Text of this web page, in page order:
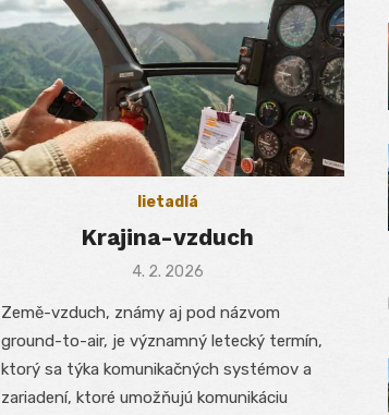
lietadlá
Krajina-vzduch
Posted
4. 2. 2026
Země-vzduch, známy aj pod názvom
ground-to-air, je významný letecký termín,
ktorý sa týka komunikačných systémov a
zariadení, ktoré umožňujú komunikáciu